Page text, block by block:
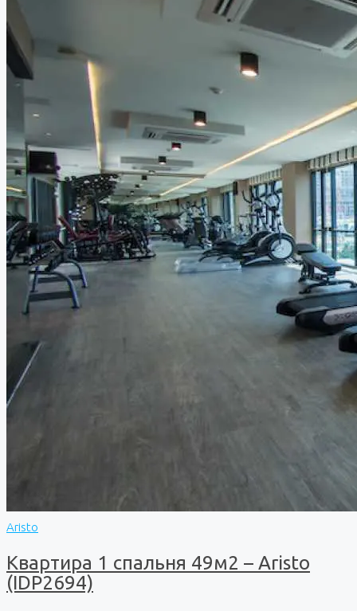
Aristo
Квартира 1 спальня 49м2 – Aristo
(IDP2694)